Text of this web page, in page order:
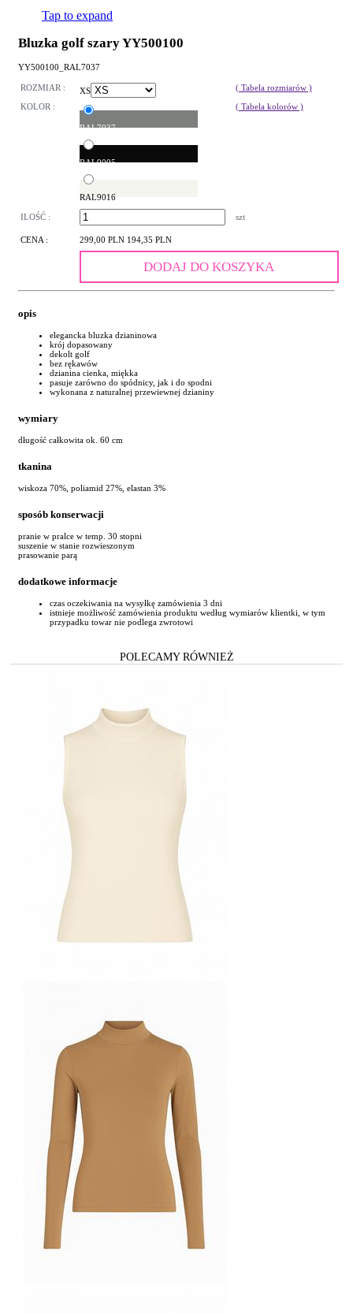
Tap to expand
Bluzka golf szary YY500100
YY500100_RAL7037
ROZMIAR : XS
( Tabela rozmiarów )
KOLOR :
RAL7037
RAL9005
RAL9016
( Tabela kolorów )
ILOŚĆ : szt
CENA : 299,00 PLN 194,35 PLN
DODAJ DO KOSZYKA
opis
elegancka bluzka dzianinowa
krój dopasowany
dekolt golf
bez rękawów
dzianina cienka, miękka
pasuje zarówno do spódnicy, jak i do spodni
wykonana z naturalnej przewiewnej dzianiny
wymiary
długość całkowita ok. 60 cm
tkanina
wiskoza 70%, poliamid 27%, elastan 3%
sposób konserwacji
pranie w pralce w temp. 30 stopni
suszenie w stanie rozwieszonym
prasowanie parą
dodatkowe informacje
czas oczekiwania na wysyłkę zamówienia 3 dni
istnieje możliwość zamówienia produktu według wymiarów klientki, w tym
przypadku towar nie podlega zwrotowi
POLECAMY RÓWNIEŻ